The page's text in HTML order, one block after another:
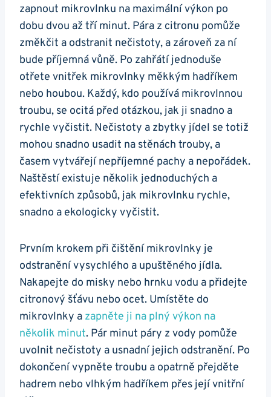
zapnout mikrovlnku na maximální​ výkon ​po
dobu dvou až tří minut. Pára z citronu pomůže
změkčit a odstranit‌ nečistoty, a zároveň‌ za‌ ní
bude​ příjemná ‍vůně. Po zahřátí jednoduše
otřete vnitřek mikrovlnky měkkým hadříkem
nebo⁤ houbou. Každý, kdo používá mikrovlnnou
troubu, ⁢se ocitá před otázkou, jak⁢ ji snadno ‍a
rychle vyčistit. Nečistoty a zbytky ⁣jídel se totiž
mohou snadno usadit ‍na stěnách ‌trouby, a
časem vytvářejí nepříjemné pachy ⁣a nepořádek.
Naštěstí ‌existuje několik jednoduchých a‌
efektivních způsobů, jak mikrovlnku rychle,
snadno a ekologicky vyčistit.
Prvním ⁣krokem při čištění ⁣mikrovlnky je
odstranění vysychlého a upuštěného jídla.
Nakapejte do‍ misky nebo hrnku⁢ vodu a⁢ přidejte
citronový šťávu nebo ocet. ‌Umístěte ‍do
mikrovlnky a zapněte ji‍ na plný výkon na
několik ⁤minut. Pár minut​ páry z vody pomůže
uvolnit‍ nečistoty a usnadní jejich odstranění. ​Po
dokončení vypněte troubu a opatrně‍ přejděte
hadrem⁣ nebo vlhkým hadříkem přes‌ její vnitřní